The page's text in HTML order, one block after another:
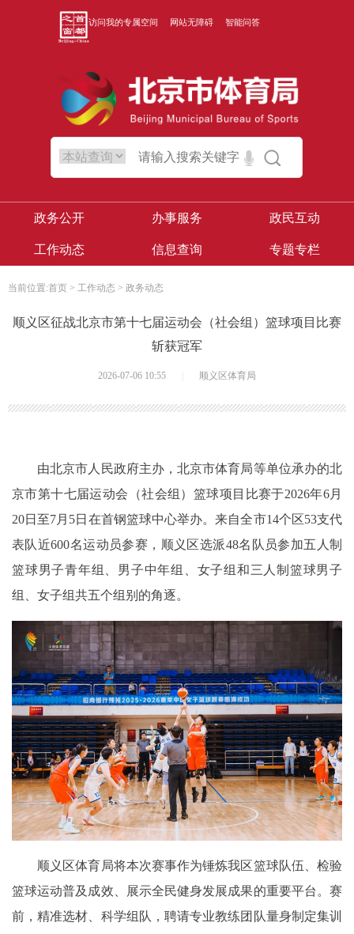
访问我的专属空间 网站无障碍 智能问答
政务公开 办事服务 政民互动
工作动态 信息查询 专题专栏
当前位置:首页 > 工作动态 > 政务动态
顺义区征战北京市第十七届运动会（社会组）篮球项目比赛
斩获冠军
2026-07-06 10:55 顺义区体育局
由北京市人民政府主办，北京市体育局等单位承办的北
京市第十七届运动会（社会组）篮球项目比赛于2026年6月
20日至7月5日在首钢篮球中心举办。来自全市14个区53支代
表队近600名运动员参赛，顺义区选派48名队员参加五人制
篮球男子青年组、男子中年组、女子组和三人制篮球男子
组、女子组共五个组别的角逐。
顺义区体育局将本次赛事作为锤炼我区篮球队伍、检验
篮球运动普及成效、展示全民健身发展成果的重要平台。赛
前，精准选材、科学组队，聘请专业教练团队量身制定集训